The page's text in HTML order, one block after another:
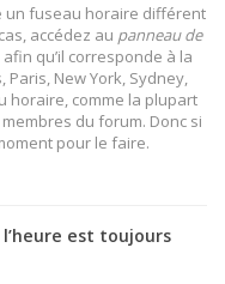
un fuseau horaire différent
accédez au panneau de
qu’il corresponde à la
New York, Sydney,
horaire, comme la plupart
du forum. Donc si
pour le faire.
est toujours